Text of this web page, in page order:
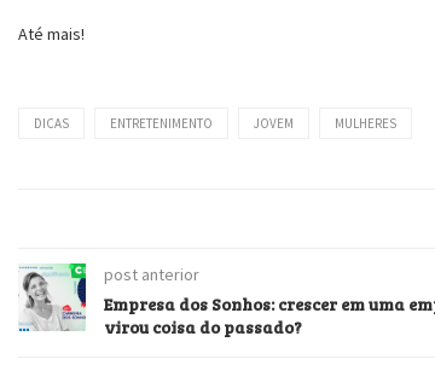
Até mais!
DICAS ENTRETENIMENTO JOVEM MULHERES
post anterior
Empresa dos Sonhos: crescer em uma
virou coisa do passado?